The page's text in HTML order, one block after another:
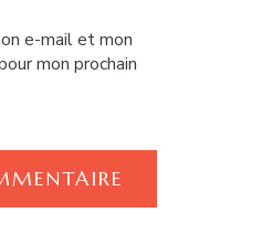
e-mail et mon
mon prochain